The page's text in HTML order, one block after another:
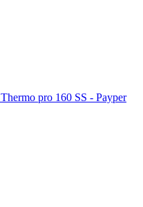
Thermo pro 160 SS - Payper